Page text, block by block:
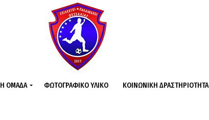
Η ΟΜΆΔΑ ΦΩΤΟΓΡΑΦΙΚΌ ΥΛΙΚΌ ΚΟΙΝΩΝΙΚΉ ΔΡΑΣΤΗΡΙΌΤΗΤΑ